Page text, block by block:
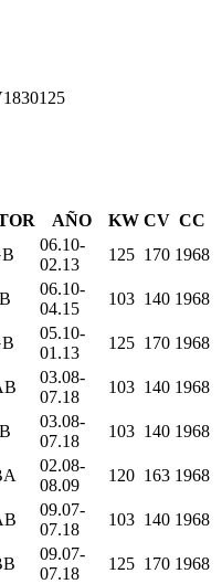
AÑO KW CV CC
06.10-
02.13
125 170 1968
06.10-
04.15
103 140 1968
05.10-
01.13
125 170 1968
03.08-
07.18
103 140 1968
03.08-
07.18
103 140 1968
02.08-
08.09
120 163 1968
09.07-
07.18
103 140 1968
09.07-
07.18
125 170 1968